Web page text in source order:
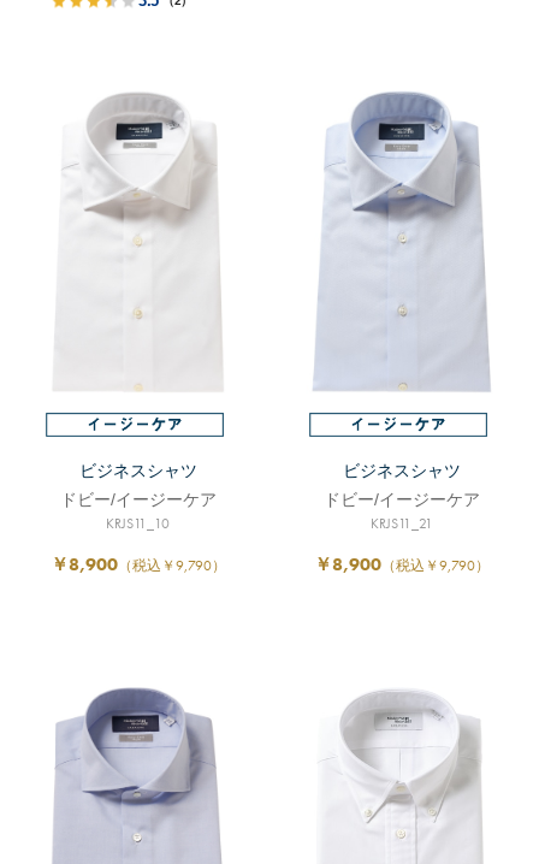
ビジネスシャツ
ドビー/イージーケア
KRJS11_10
￥8,900（税込￥9,790）
ビジネスシャツ
ドビー/イージーケア
KRJS11_21
￥8,900（税込￥9,790）